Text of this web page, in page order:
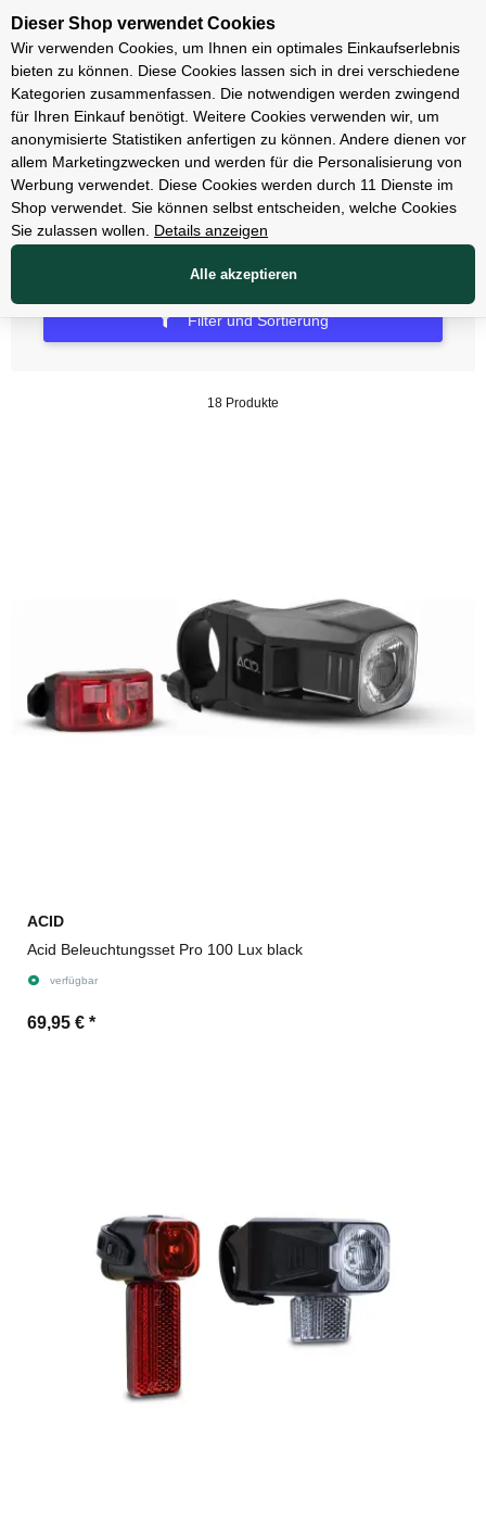
Unsere Filialen
Batteriebeleuchtung
Sets Batterie
Filter und Sortierung
18 Produkte
ACID
Acid Beleuchtungsset Pro 100 Lux black
verfügbar
69,95 € *
Dieser Shop verwendet Cookies
Wir verwenden Cookies, um Ihnen ein optimales Einkaufserlebnis
bieten zu können. Diese Cookies lassen sich in drei verschiedene
Kategorien zusammenfassen. Die notwendigen werden zwingend
für Ihren Einkauf benötigt. Weitere Cookies verwenden wir, um
anonymisierte Statistiken anfertigen zu können. Andere dienen vor
allem Marketingzwecken und werden für die Personalisierung von
Werbung verwendet. Diese Cookies werden durch 11 Dienste im
Shop verwendet. Sie können selbst entscheiden, welche Cookies
Sie zulassen wollen.
Details anzeigen
Alle akzeptieren